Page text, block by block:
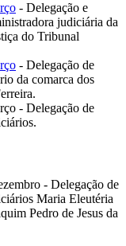
- Delegação e
judiciária da
do Tribunal
- Delegação de
da comarca dos
- Delegação de
- Delegação de
Maria Eleutéria
Pedro de Jesus da